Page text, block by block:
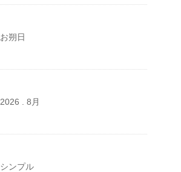
お朔日
2026 . 8月
シンプル